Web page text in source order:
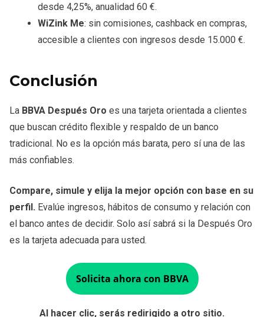
desde 4,25%, anualidad 60 €.
WiZink Me: sin comisiones, cashback en compras,
accesible a clientes con ingresos desde 15.000 €.
Conclusión
La BBVA Después Oro es una tarjeta orientada a clientes
que buscan crédito flexible y respaldo de un banco
tradicional. No es la opción más barata, pero sí una de las
más confiables.
Compare, simule y elija la mejor opción con base en su
perfil. Evalúe ingresos, hábitos de consumo y relación con
el banco antes de decidir. Solo así sabrá si la Después Oro
es la tarjeta adecuada para usted.
Solicita ahora con BBVA
Al hacer clic, serás redirigido a otro sitio.